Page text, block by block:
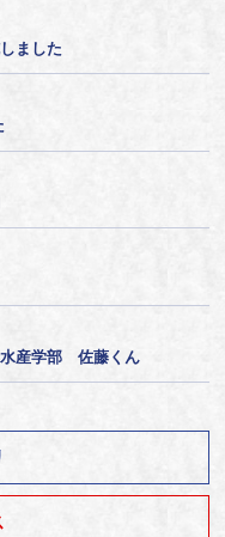
ました
産学部 佐藤くん